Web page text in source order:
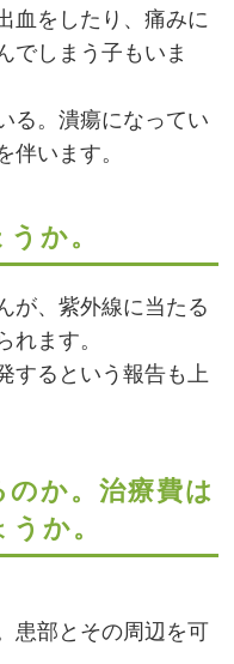
血をしたり、痛みに
でしまう子もいま
る。潰瘍になってい
伴います。
か。
が、紫外線に当たる
れます。
するという報告も上
か。治療費は
か。
患部とその周辺を可